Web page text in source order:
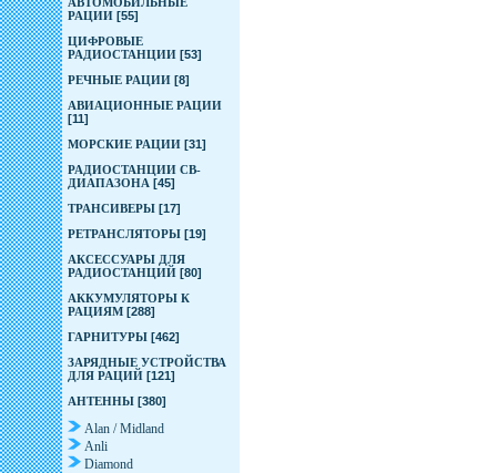
РАЦИИ [55]
ЦИФРОВЫЕ
РАДИОСТАНЦИИ [53]
РЕЧНЫЕ РАЦИИ [8]
АВИАЦИОННЫЕ РАЦИИ
[11]
МОРСКИЕ РАЦИИ [31]
РАДИОСТАНЦИИ CB-
ДИАПАЗОНА [45]
ТРАНСИВЕРЫ [17]
РЕТРАНСЛЯТОРЫ [19]
АКСЕССУАРЫ ДЛЯ
РАДИОСТАНЦИЙ [80]
АККУМУЛЯТОРЫ К
РАЦИЯМ [288]
ГАРНИТУРЫ [462]
ЗАРЯДНЫЕ УСТРОЙСТВА
ДЛЯ РАЦИЙ [121]
АНТЕННЫ [380]
Alan / Midland
Anli
Diamond